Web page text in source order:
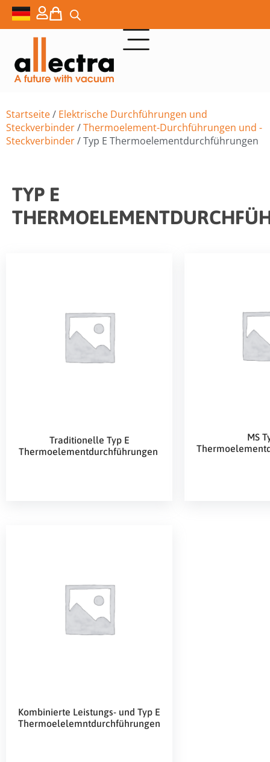
Startseite/ Elektrische Durchführungen und
Steckverbinder/Thermoelement-Durchführungen und -
Steckverbinder/ Typ E Thermoelementdurchführungen
TYP E
Traditionelle Typ E
Thermoelementdurchführungen
MS
Kombinierte Leistungs- und Typ E
Thermoelelemntdurchführungen